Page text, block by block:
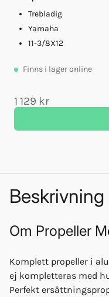
Trebladig
Yamaha
11-3/8X12
Finns i lager online
1 129 kr
Beskrivning
Om Propeller
Komplett propeller i
ej kompletteras med
Perfekt